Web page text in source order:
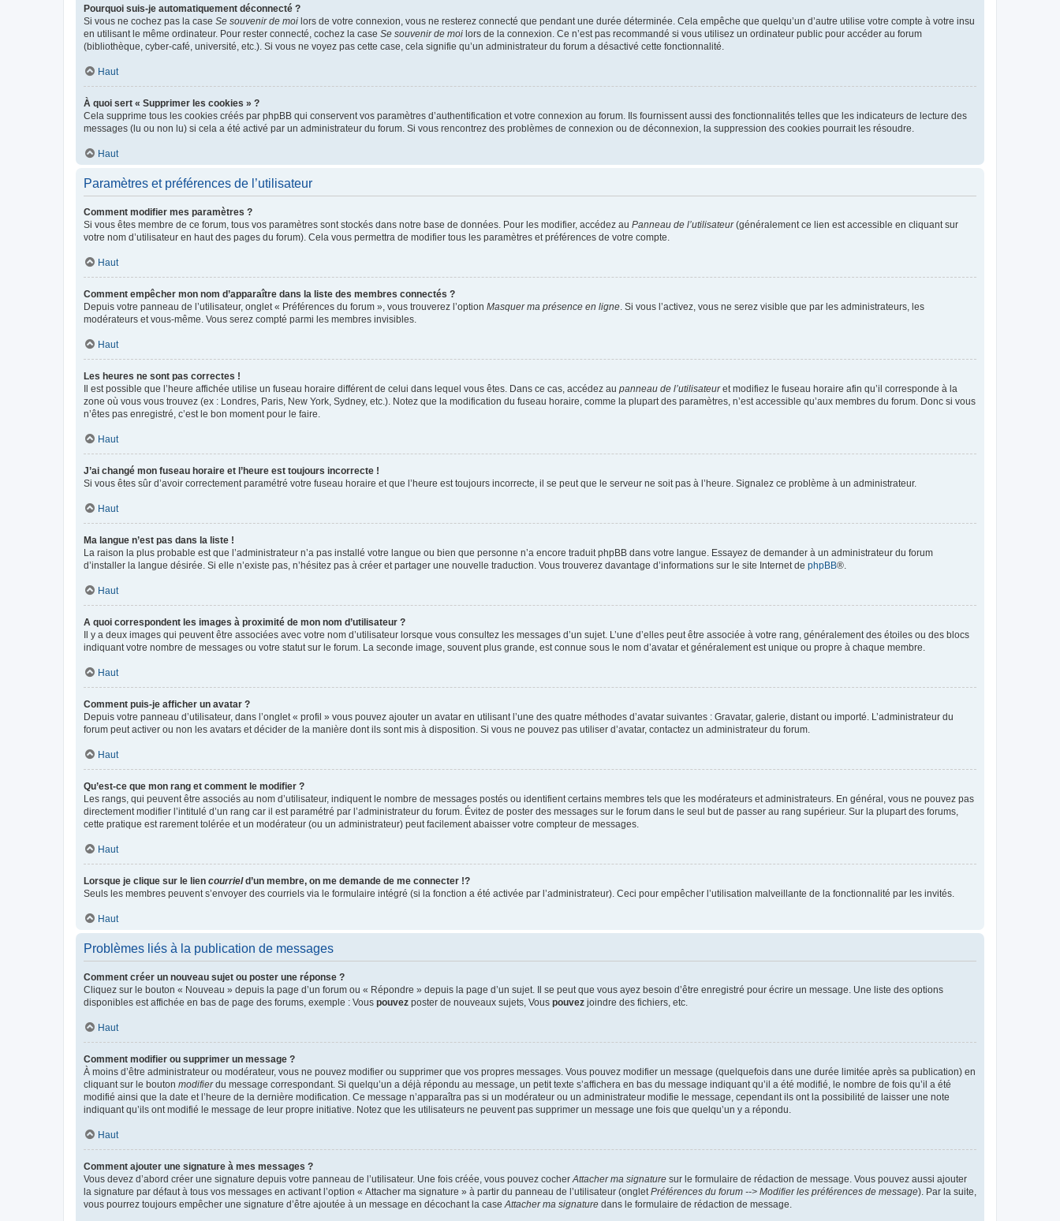
Pourquoi suis-je automatiquement déconnecté ?
Si vous ne cochez pas la case Se souvenir de moi lors de votre connexion, vous ne resterez connecté que pendant une durée déterminée. Cela empêche que quelqu’un d’autre utilise votre compte à votre insu
en utilisant le même ordinateur. Pour rester connecté, cochez la case Se souvenir de moi lors de la connexion. Ce n’est pas recommandé si vous utilisez un ordinateur public pour accéder au forum
(bibliothèque, cyber-café, université, etc.). Si vous ne voyez pas cette case, cela signifie qu’un administrateur du forum a désactivé cette fonctionnalité.
Haut
À quoi sert « Supprimer les cookies » ?
Cela supprime tous les cookies créés par phpBB qui conservent vos paramètres d’authentification et votre connexion au forum. Ils fournissent aussi des fonctionnalités telles que les indicateurs de lecture des
messages (lu ou non lu) si cela a été activé par un administrateur du forum. Si vous rencontrez des problèmes de connexion ou de déconnexion, la suppression des cookies pourrait les résoudre.
Haut
Paramètres et préférences de l’utilisateur
Comment modifier mes paramètres ?
Si vous êtes membre de ce forum, tous vos paramètres sont stockés dans notre base de données. Pour les modifier, accédez au Panneau de l’utilisateur(généralement ce lien est accessible en cliquant sur
votre nom d’utilisateur en haut des pages du forum). Cela vous permettra de modifier tous les paramètres et préférences de votre compte.
Haut
Comment empêcher mon nom d’apparaître dans la liste des membres connectés ?
Depuis votre panneau de l’utilisateur, onglet « Préférences du forum », vous trouverez l’option Masquer ma présence en ligne. Si vous l’activez, vous ne serez visible que par les administrateurs, les
modérateurs et vous-même. Vous serez compté parmi les membres invisibles.
Haut
Les heures ne sont pas correctes !
Il est possible que l’heure affichée utilise un fuseau horaire différent de celui dans lequel vous êtes. Dans ce cas, accédez au panneau de l’utilisateuret modifiez le fuseau horaire afin qu’il corresponde à la
zone où vous vous trouvez (ex : Londres, Paris, New York, Sydney, etc.). Notez que la modification du fuseau horaire, comme la plupart des paramètres, n’est accessible qu’aux membres du forum. Donc si vous
n’êtes pas enregistré, c’est le bon moment pour le faire.
Haut
J’ai changé mon fuseau horaire et l’heure est toujours incorrecte !
Si vous êtes sûr d’avoir correctement paramétré votre fuseau horaire et que l’heure est toujours incorrecte, il se peut que le serveur ne soit pas à l’heure. Signalez ce problème à un administrateur.
Haut
Ma langue n’est pas dans la liste !
La raison la plus probable est que l’administrateur n’a pas installé votre langue ou bien que personne n’a encore traduit phpBB dans votre langue. Essayez de demander à un administrateur du forum
d’installer la langue désirée. Si elle n’existe pas, n’hésitez pas à créer et partager une nouvelle traduction. Vous trouverez davantage d’informations sur le site Internet de phpBB®.
Haut
A quoi correspondent les images à proximité de mon nom d’utilisateur ?
Il y a deux images qui peuvent être associées avec votre nom d’utilisateur lorsque vous consultez les messages d’un sujet. L’une d’elles peut être associée à votre rang, généralement des étoiles ou des blocs
indiquant votre nombre de messages ou votre statut sur le forum. La seconde image, souvent plus grande, est connue sous le nom d’avatar et généralement est unique ou propre à chaque membre.
Haut
Comment puis-je afficher un avatar ?
Depuis votre panneau d’utilisateur, dans l’onglet « profil » vous pouvez ajouter un avatar en utilisant l’une des quatre méthodes d’avatar suivantes : Gravatar, galerie, distant ou importé. L’administrateur du
forum peut activer ou non les avatars et décider de la manière dont ils sont mis à disposition. Si vous ne pouvez pas utiliser d’avatar, contactez un administrateur du forum.
Haut
Qu’est-ce que mon rang et comment le modifier ?
Les rangs, qui peuvent être associés au nom d’utilisateur, indiquent le nombre de messages postés ou identifient certains membres tels que les modérateurs et administrateurs. En général, vous ne pouvez pas
directement modifier l’intitulé d’un rang car il est paramétré par l’administrateur du forum. Évitez de poster des messages sur le forum dans le seul but de passer au rang supérieur. Sur la plupart des forums,
cette pratique est rarement tolérée et un modérateur (ou un administrateur) peut facilement abaisser votre compteur de messages.
Haut
Lorsque je clique sur le lien courrield’un membre, on me demande de me connecter !?
Seuls les membres peuvent s’envoyer des courriels via le formulaire intégré (si la fonction a été activée par l’administrateur). Ceci pour empêcher l’utilisation malveillante de la fonctionnalité par les invités.
Haut
Problèmes liés à la publication de messages
Comment créer un nouveau sujet ou poster une réponse ?
Cliquez sur le bouton « Nouveau » depuis la page d’un forum ou « Répondre » depuis la page d’un sujet. Il se peut que vous ayez besoin d’être enregistré pour écrire un message. Une liste des options
disponibles est affichée en bas de page des forums, exemple : Vous pouvez poster de nouveaux sujets, Vous pouvez joindre des fichiers, etc.
Haut
Comment modifier ou supprimer un message ?
À moins d’être administrateur ou modérateur, vous ne pouvez modifier ou supprimer que vos propres messages. Vous pouvez modifier un message (quelquefois dans une durée limitée après sa publication) en
cliquant sur le bouton modifierdu message correspondant. Si quelqu’un a déjà répondu au message, un petit texte s’affichera en bas du message indiquant qu’il a été modifié, le nombre de fois qu’il a été
modifié ainsi que la date et l’heure de la dernière modification. Ce message n’apparaîtra pas si un modérateur ou un administrateur modifie le message, cependant ils ont la possibilité de laisser une note
indiquant qu’ils ont modifié le message de leur propre initiative. Notez que les utilisateurs ne peuvent pas supprimer un message une fois que quelqu’un y a répondu.
Haut
Comment ajouter une signature à mes messages ?
Vous devez d’abord créer une signature depuis votre panneau de l’utilisateur. Une fois créée, vous pouvez cocherAttacher ma signature sur le formulaire de rédaction de message. Vous pouvez aussi ajouter
la signature par défaut à tous vos messages en activant l’option « Attacher ma signature » à partir du panneau de l’utilisateur (ongletPréférences du forum --> Modifier les préférences de message). Par la suite,
vous pourrez toujours empêcher une signature d’être ajoutée à un message en décochant la caseAttacher ma signature dans le formulaire de rédaction de message.